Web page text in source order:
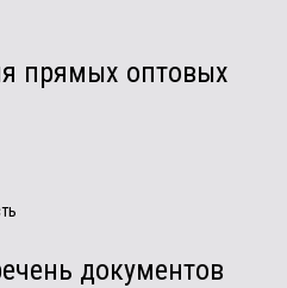
прямых оптовых
документов